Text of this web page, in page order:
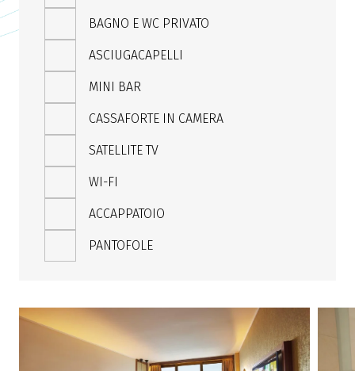
BAGNO E WC PRIVATO
ASCIUGACAPELLI
MINI BAR
CASSAFORTE IN CAMERA
SATELLITE TV
WI-FI
ACCAPPATOIO
PANTOFOLE